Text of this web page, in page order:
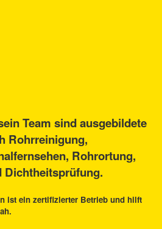
Team sind ausgebildete
Rohrreinigung,
Rohrortung,
Dichtheitsprüfung.
ist ein zertifizierter Betrieb und hilft